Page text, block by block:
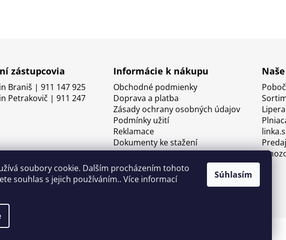
soubory cookie. Dalším procházením tohoto
souhlas s jejich používáním.. Více informací
Súhlasím
zástupcovia
Braniš | 911 147 925
Petrakovič | 911 247
Informácie k nákupu
Obchodné podmienky
Doprava a platba
Zásady ochrany osobných údajov
Podmínky užití
Reklamace
Dokumenty ke stažení